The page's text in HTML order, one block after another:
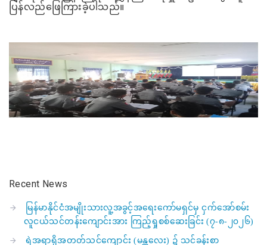
ပြန်လည်ဖြေကြားခဲ့ပါသည်။
Recent News
မြန်မာနိုင်ငံအမျိုးသားလူ့အခွင့်အရေးကော်မရှင်မှ ငှက်အော်စမ်း
လူငယ်သင်တန်းကျောင်းအား ကြည့်ရှုစစ်ဆေးခြင်း (၇-၈-၂၀၂၆)
ရဲအရာရှိအတတ်သင်ကျောင်း (မန္တလေး) ၌ သင်ခန်းစာ